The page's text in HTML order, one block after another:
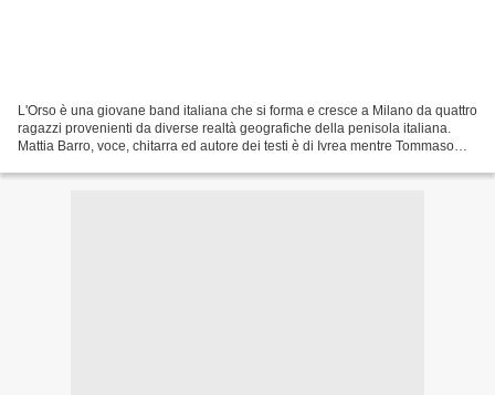
L'Orso è una giovane band italiana che si forma e cresce a Milano da quattro
ragazzi provenienti da diverse realtà geografiche della penisola italiana.
Mattia Barro, voce, chitarra ed autore dei testi è di Ivrea mentre Tommaso